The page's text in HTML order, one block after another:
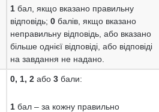
1бал, якщо вказано правильну
відповідь;0балів, якщо вказано
неправильну відповідь, або вказано
більше однієї відповіді, або відповіді
на завдання не надано.
0, 1, 2або 3 бали:
1 бал – за кожну правильно